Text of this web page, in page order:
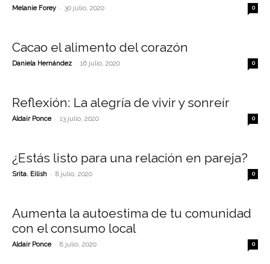
Melanie Forey - 30 julio, 2020 0
Cacao el alimento del corazón
Daniela Hernández - 16 julio, 2020 0
Reflexión: La alegría de vivir y sonreír
Aldair Ponce - 13 julio, 2020 0
¿Estás listo para una relación en pareja?
Srita. Eilish - 8 julio, 2020 0
Aumenta la autoestima de tu comunidad
con el consumo local
Aldair Ponce - 8 julio, 2020 0